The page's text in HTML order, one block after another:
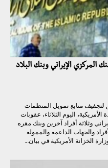
المركزي الإيراني وبنك البلاد
منابع تمويل المنظمات
اليوم الثلاثاء، عقوبات
وثلاثة أفراد آخرين وبنك مقره
والجهات الداعمة والممولة
الخزانة الأمريكية في بيان...